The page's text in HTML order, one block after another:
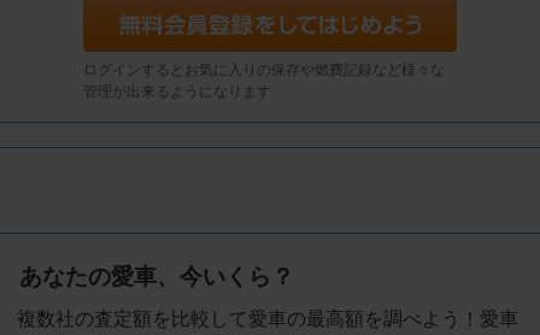
ログインするとお気に入りの保存や燃費記録など様々な
管理が出来るようになります
あなたの愛車、今いくら？
複数社の査定額を比較して愛車の最高額を調べよう！愛車